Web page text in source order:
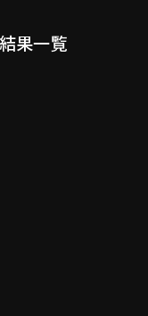
果一覧